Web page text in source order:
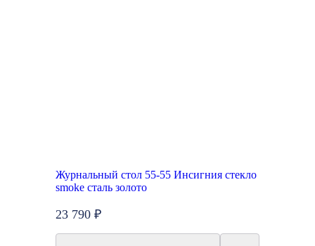
Журнальный стол 55-55 Инсигния стекло
smoke сталь золото
23 790 ₽